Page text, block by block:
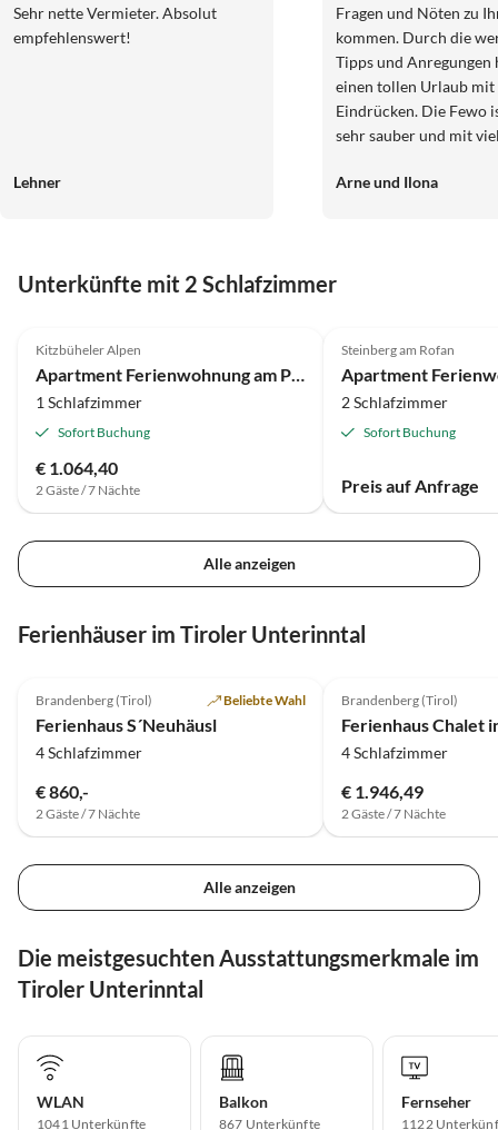
Sehr nette Vermieter. Absolut
empfehlenswert!
Lehner
Fragen und Nöten zu
kommen. Durch die wertvollen
Tipps und Anregungen hatten wir
einen tollen Urlaub mit
Eindrücken. Die Fewo
sehr sauber und mit
Küche fehlte es an nichts.
macher Muskelkater
Arne und Ilona
Unterkünfte mit 2 Schlafzimmer
Kitzbüheler Alpen
1 Schlafzimmer
Sofort Buchung
€ 1.064,40
2 Gäste / 7 Nächte
Steinberg am Rofan
Apartment
2 Schlafzimmer
Sofort Buchung
Preis auf Anfrage
Alle anzeigen
Ferienhäuser im Tiroler Unterinntal
Brandenberg (Tirol) Beliebte Wahl
Ferienhaus S´Neuhäusl
4 Schlafzimmer
€ 860,-
2 Gäste / 7 Nächte
Brandenberg (Tirol)
4 Schlafzimmer
€ 1.946,49
2 Gäste / 7 Nächte
Alle anzeigen
Die meistgesuchten Ausstattungsmerkmale im
Tiroler Unterinntal
WLAN
1041 Unterkünfte
Balkon
867 Unterkünfte
Fernseher
1122